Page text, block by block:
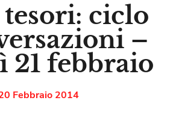
ciclo
–
21 febbraio
Febbraio 2014